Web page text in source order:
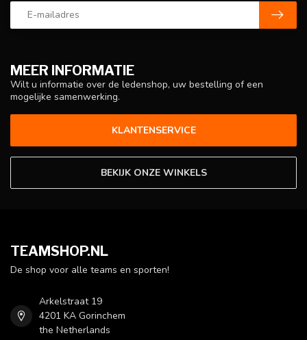
MEER INFORMATIE
Wilt u informatie over de ledenshop, uw bestelling of een
mogelijke samenwerking.
KLANTENSERVICE
BEKIJK ONZE WINKELS
TEAMSHOP.NL
De shop voor alle teams en sporten!
Arkelstraat 19
4201 KA Gorinchem
the Netherlands